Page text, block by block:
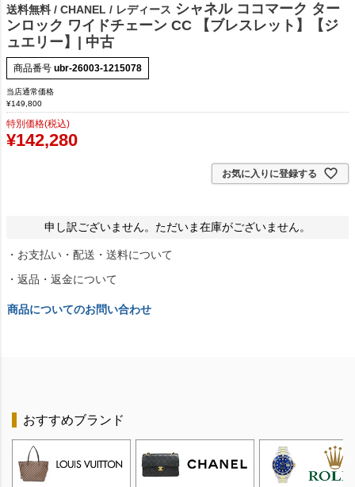
送料無料 / CHANEL / レディース シャネル ココマーク ター
ンロック ワイドチェーン CC 【ブレスレット】【ジ
ュエリー】| 中古
商品番号 ubr-26003-1215078
当店通常価格
¥149,800
特別価格(税込)
¥142,280
お気に入りに登録する
申し訳ございません。ただいま在庫がございません。
・お支払い・配送・送料について
・返品・返金について
商品についてのお問い合わせ
おすすめブランド